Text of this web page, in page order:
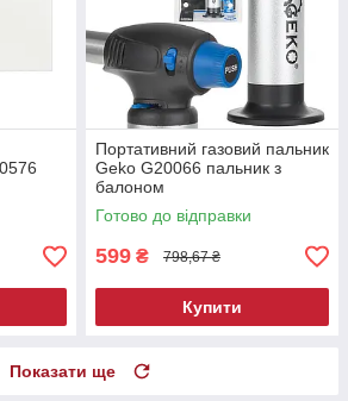
Портативний газовий пальник
Geko G20066 пальник з
балоном
Готово до відправки
599 ₴ 798,67 ₴
Купити
Показати ще